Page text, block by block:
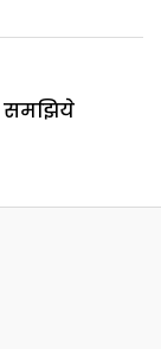
समझिये